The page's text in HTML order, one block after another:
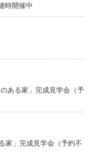
時開催中
ある家」完成見学会（予
家」完成見学会（予約不